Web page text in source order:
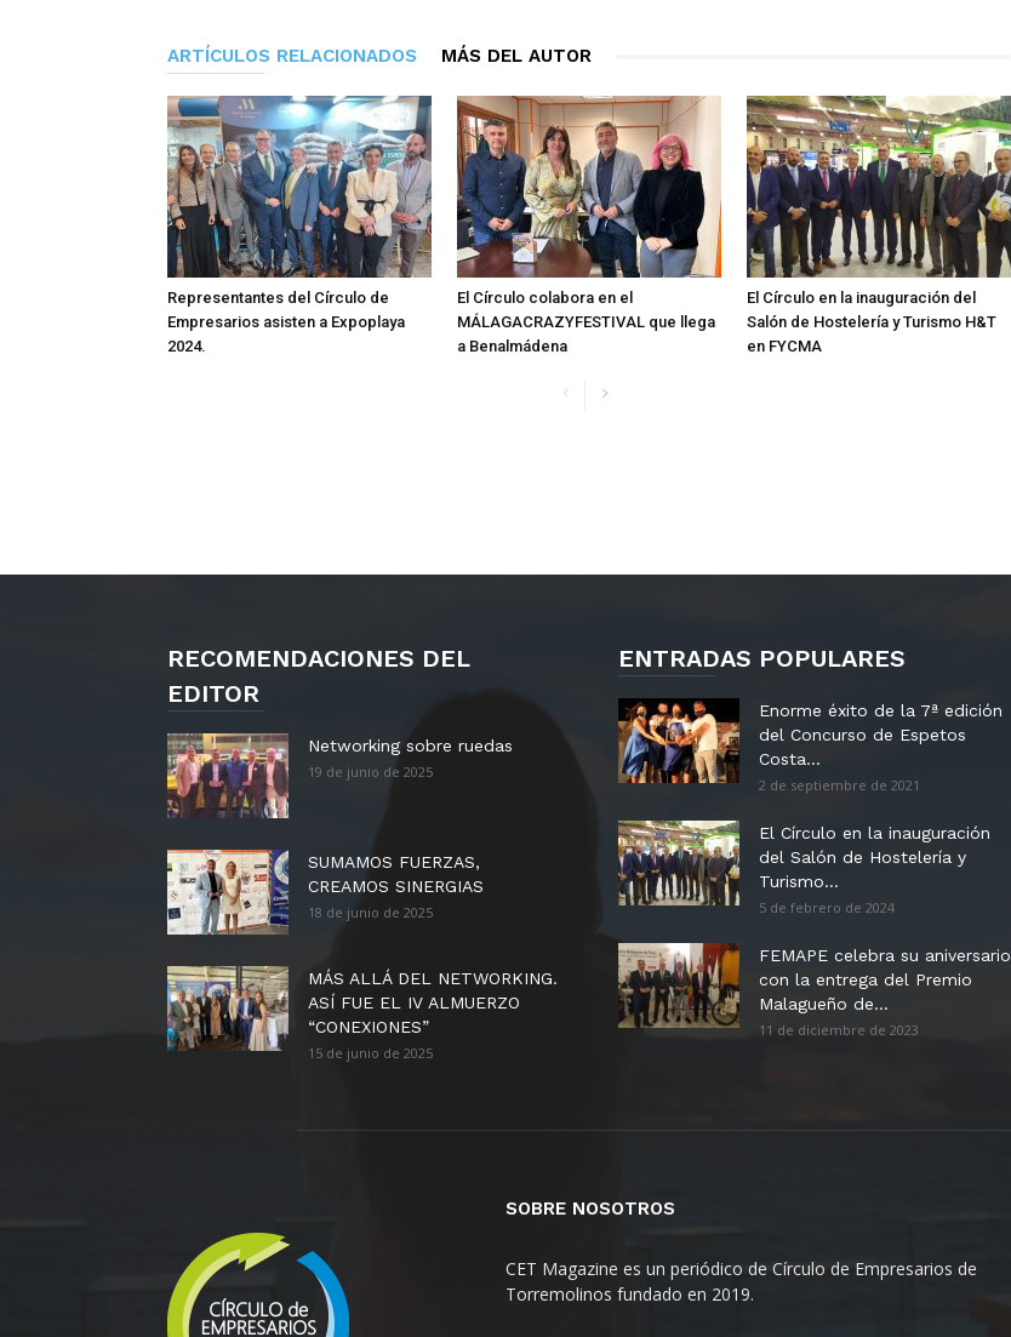
ARTÍCULOS RELACIONADOS MÁS DEL AUTOR
Representantes del Círculo de
Empresarios asisten a Expoplaya
2024.
El Círculo colabora en el
MÁLAGACRAZYFESTIVAL que llega
a Benalmádena
El Círculo en la inauguración del
Salón de Hostelería y Turismo H&T
en FYCMA
RECOMENDACIONES DEL
EDITOR
Networking sobre ruedas
19 de junio de 2025
SUMAMOS FUERZAS,
CREAMOS SINERGIAS
18 de junio de 2025
MÁS ALLÁ DEL NETWORKING.
ASÍ FUE EL IV ALMUERZO
“CONEXIONES”
15 de junio de 2025
ENTRADAS POPULARES
Enorme éxito de la 7ª edición
del Concurso de Espetos
Costa...
2 de septiembre de 2021
El Círculo en la inauguración
del Salón de Hostelería y
Turismo...
5 de febrero de 2024
FEMAPE celebra su aniversario
con la entrega del Premio
Malagueño de...
11 de diciembre de 2023
SOBRE NOSOTROS
CET Magazine es un periódico de Círculo de Empresarios de
Torremolinos fundado en 2019.